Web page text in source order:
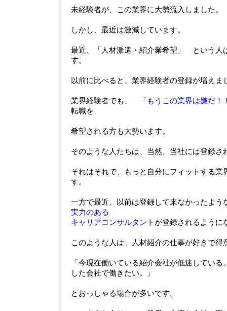
未経験者が、この業界に大勢流入しました。
しかし、最近は激減しています。
最近、「人材派遣・紹介業希望」 という人
す。
以前に比べると、業界経験者の登録が増えま
業界経験者でも、
「もうこの業界は嫌だ！
転職を
希望される方も大勢います。
そのような人たちは、当然、当社には登録さ
それはそれで、もっと自分にフィットする業
す。
一方で最近、以前は登録して来なかったよう
実力のある
キャリアコンサルタント が登録されるように
このような人は、人材紹介の仕事が好きで得
「今現在働いている紹介会社が低迷してい
した会社で働きたい。」
とおっしゃる場合が多いです。